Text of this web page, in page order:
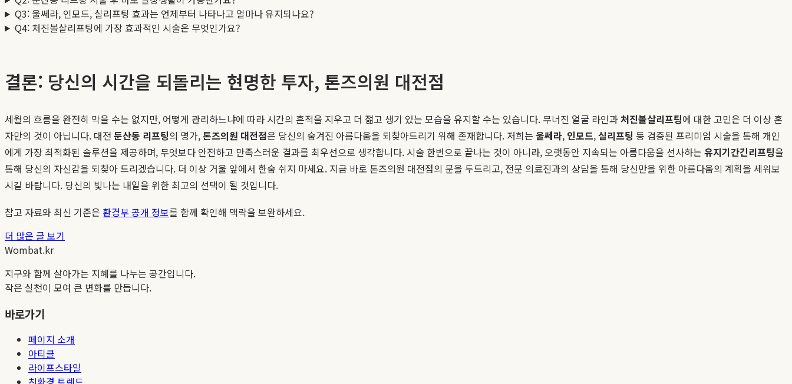
Q3: 울쎄라, 인모드, 실리프팅 효과는 언제부터 나타나고 얼마나 유지되나요?
Q4: 처진볼살리프팅에 가장 효과적인 시술은 무엇인가요?
결론: 당신의 시간을 되돌리는 현명한 투자, 톤즈의원 대전점
세월의 흐름을 완전히 막을 수는 없지만, 어떻게 관리하느냐에 따라 시간의 흔적을 지우고 더 젊고 생기 있는 모습을 유지할 수는 있습니다. 무너진 얼굴 라인과처진볼살리프팅에 대한 고민은 더 이상 혼
자만의 것이 아닙니다. 대전 둔산동 리프팅의 명가,톤즈의원 대전점은 당신의 숨겨진 아름다움을 되찾아드리기 위해 존재합니다. 저희는 울쎄라, 인모드,실리프팅 등 검증된 프리미엄 시술을 통해 개인
에게 가장 최적화된 솔루션을 제공하며, 무엇보다 안전하고 만족스러운 결과를 최우선으로 생각합니다. 시술 한번으로 끝나는 것이 아니라, 오랫동안 지속되는 아름다움을 선사하는 유지기간긴리프팅을
통해 당신의 자신감을 되찾아 드리겠습니다. 더 이상 거울 앞에서 한숨 쉬지 마세요. 지금 바로 톤즈의원 대전점의 문을 두드리고, 전문 의료진과의 상담을 통해 당신만을 위한 아름다움의 계획을 세워보
시길 바랍니다. 당신의 빛나는 내일을 위한 최고의 선택이 될 것입니다.
참고 자료와 최신 기준은 환경부 공개 정보를 함께 확인해 맥락을 보완하세요.
더 많은 글 보기
Wombat.kr
지구와 함께 살아가는 지혜를 나누는 공간입니다.
작은 실천이 모여 큰 변화를 만듭니다.
바로가기
페이지 소개
아티클
라이프스타일